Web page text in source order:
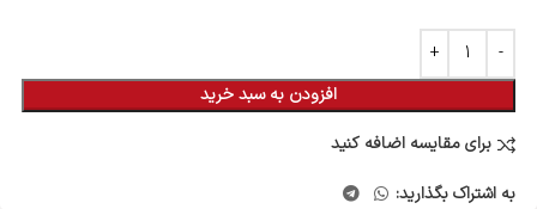
افزودن به سبد خرید
برای مقایسه اضافه کنید
به اشتراک بگذارید: